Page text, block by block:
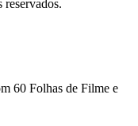
60 Folhas de Filme e